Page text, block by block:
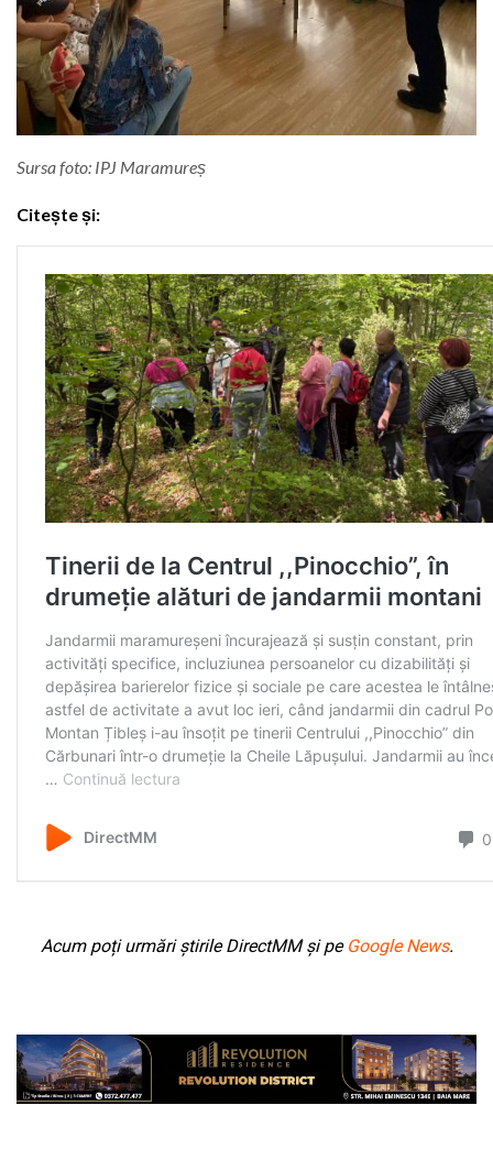
Sursa foto: IPJ Maramureș
Citește și:
Acum poți urmări știrile DirectMM și pe Google News.